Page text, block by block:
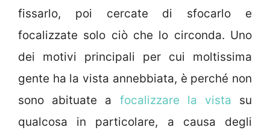
fissarlo, poi cercate di sfocarlo e
focalizzate solo ciò che lo circonda. Uno
dei motivi principali per cui moltissima
gente ha la vista annebbiata, è perché non
sono abituate a focalizzare la vista su
qualcosa in particolare, a causa degli